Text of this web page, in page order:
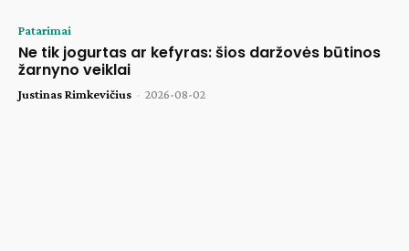
Patarimai
Ne tik jogurtas ar kefyras: šios daržovės būtinos
žarnyno veiklai
Justinas Rimkevičius - 2026-08-02